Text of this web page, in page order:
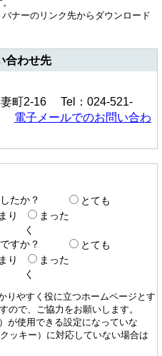
ナーのリンク先からダウンロード
合わせ先
妻町2-16 Tel：024-521-
電子メールでのお問い合わ
たか？
とても
り
まった
く
すか？
とても
り
まった
く
りやすく役に立つホームページとす
ので、ご協力をお願いします。
が使用できる設定になっていな
ッキー）に対応していない場合は